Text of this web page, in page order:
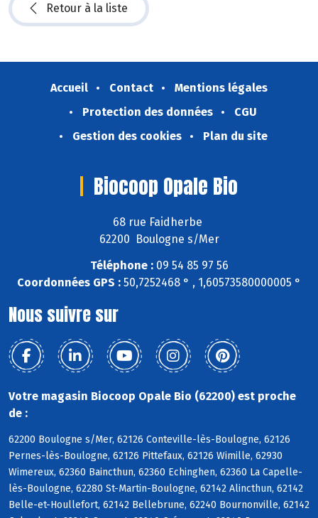
Retour à la liste
Accueil Contact
Mentions légales
Protection des données
CGU
Gestion des cookies
Plan du site
Biocoop Opale Bio
68 rue Faidherbe
62200 Boulogne s/Mer
Téléphone :09 54 85 97 56
Coordonnées GPS : 50,7252468 ° , 1,60573580000005 °
Nous suivre sur
Votre magasin Biocoop Opale Bio (62200) est proche
de :
62200 Boulogne s/Mer, 62126 Conteville-lès-Boulogne, 62126
Pernes-lès-Boulogne, 62126 Pittefaux, 62126 Wimille, 62930
Wimereux, 62360 Baincthun, 62360 Echinghen, 62360 La Capelle-
lès-Boulogne, 62280 St-Martin-Boulogne, 62142 Alincthun, 62142
Belle-et-Houllefort, 62142 Bellebrune, 62240 Bournonville, 62142